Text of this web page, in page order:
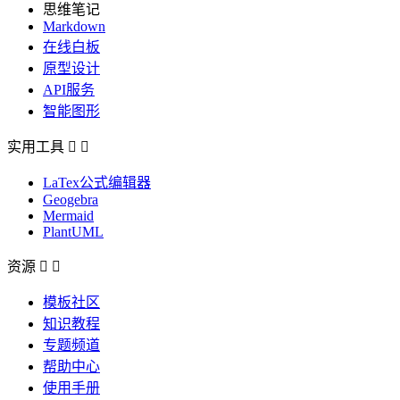
思维笔记
Markdown
在线白板
原型设计
API服务
智能图形
实用工具  
LaTex公式编辑器
Geogebra
Mermaid
PlantUML
资源  
模板社区
知识教程
专题频道
帮助中心
使用手册